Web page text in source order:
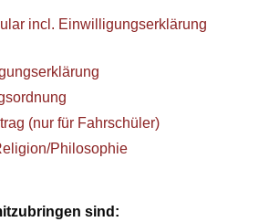
incl. Einwilligungserklärung
(nur für Fahrschüler)
Philosophie
sind: